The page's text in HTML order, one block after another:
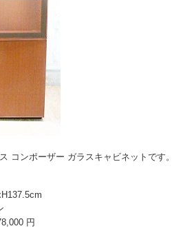
コンポーザー ガラスキャビネットです。
円